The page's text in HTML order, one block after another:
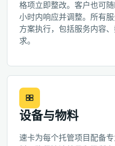
格项立即整改。客户也可
小时内响应并调整。所有
方案执行，包括服务内容
求。
设备与物料
速卡为每个托管项目配备